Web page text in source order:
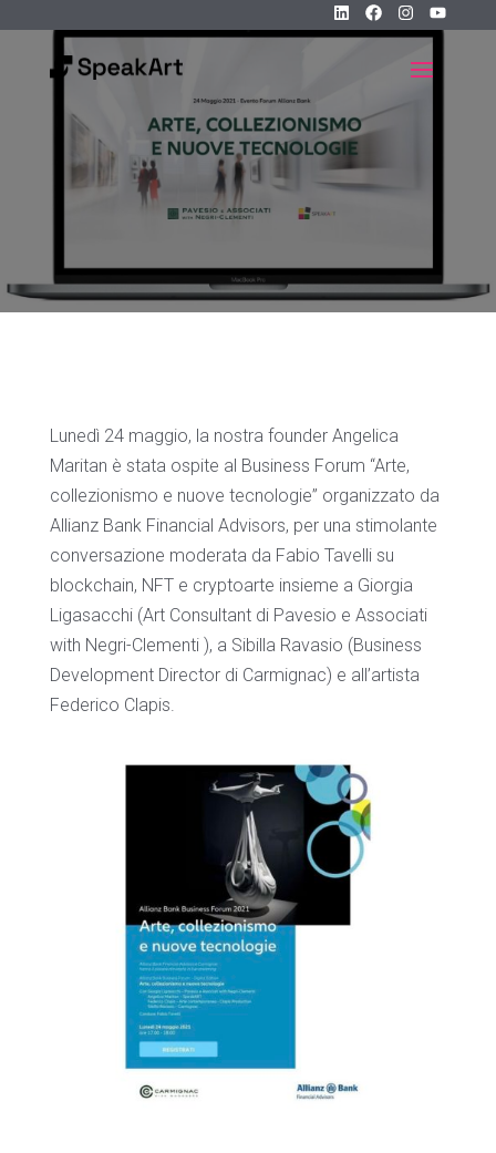
Lunedì 24 maggio, la nostra founder Angelica
Maritan è stata ospite al Business Forum “Arte,
collezionismo e nuove tecnologie” organizzato da
Allianz Bank Financial Advisors, per una stimolante
conversazione moderata da Fabio Tavelli su
blockchain, NFT e cryptoarte insieme a Giorgia
Ligasacchi (Art Consultant di Pavesio e Associati
with Negri-Clementi ), a Sibilla Ravasio (Business
Development Director di Carmignac) e all’artista
Federico Clapis.